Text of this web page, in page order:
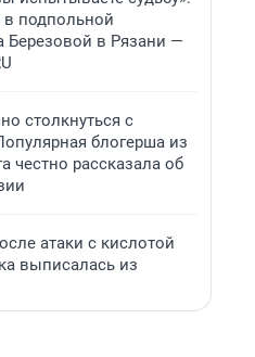
в подпольной
Березовой в Рязани —
столкнуться с
блогерша из
честно рассказала об
атаки с кислотой
выписалась из